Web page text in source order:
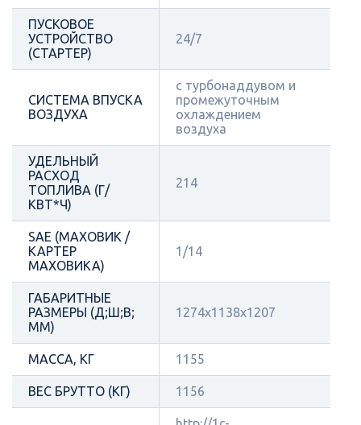
ПУСКОВОЕ
УСТРОЙСТВО
(СТАРТЕР)
24/7
СИСТЕМА ВПУСКА
ВОЗДУХА
с турбонаддувом и
промежуточным
охлаждением
воздуха
УДЕЛЬНЫЙ
РАСХОД
ТОПЛИВА (Г/
КВТ*Ч)
214
SAE (МАХОВИК /
КАРТЕР
МАХОВИКА)
1/14
ГАБАРИТНЫЕ
РАЗМЕРЫ (Д;Ш;В;
ММ)
1274x1138x1207
МАССА, КГ 1155
ВЕС БРУТТО (КГ) 1156